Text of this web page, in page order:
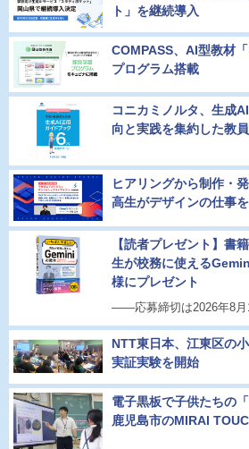
ト」を継続導入
COMPASS、AI型教材
プログラム搭載
コニカミノルタ、生成
向と実践を集約した教
ヒアリングから制作・
高生がデザインの仕事
【読者プレゼント】書
生が校務に使える
様にプレゼント
――応募締切は2026年8月
NTT東日本、江東区の
実証実験を開始
電子黒板で子供たちの
鹿児島市のMIRAI